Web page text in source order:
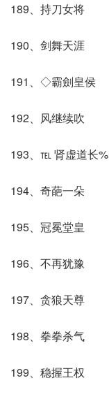
189、持刀女将
190、剑舞天涯
191、◇霸劍皇侯
192、风继续吹
193、℡ 肾虚道长%
194、奇葩一朵
195、冠冕堂皇
196、不再犹豫
197、贪狼天尊
198、拳拳杀气
199、稳握王权